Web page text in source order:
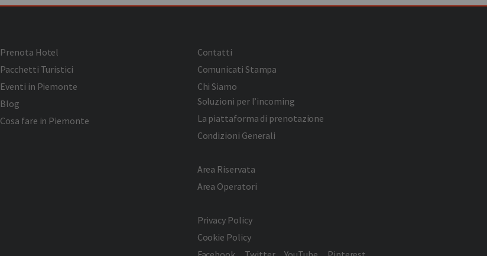
Prenota Hotel
Pacchetti Turistici
Eventi in Piemonte
Blog
Cosa fare in Piemonte
Contatti
Comunicati Stampa
Chi Siamo
Soluzioni per l’incoming
La piattaforma di prenotazione
Condizioni Generali
Area Riservata
Area Operatori
Privacy Policy
Cookie Policy